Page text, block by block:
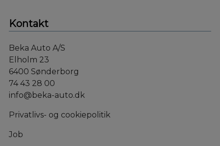
Kontakt
Beka Auto A/S
Elholm 23
6400 Sønderborg
74 43 28 00
info@beka-auto.dk
Privatlivs- og cookiepolitik
Job